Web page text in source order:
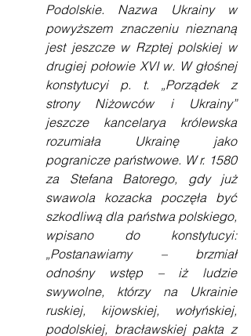
Podolskie. Nazwa Ukrainy w
powyższem znaczeniu nieznaną
jest jeszcze w Rzptej polskiej w
drugiej połowie XVI w. W głośnej
konstytucyi p. t. „Porządek z
strony Niżowców i Ukrainy”
jeszcze kancelarya królewska
rozumiała Ukrainę jako
pogranicze państwowe. W r. 1580
za Stefana Batorego, gdy już
swawola kozacka poczęła być
szkodliwą dla państwa polskiego,
wpisano do konstytucyi:
„Postanawiamy – brzmiał
odnośny wstęp – iż ludzie
swywolne, którzy na Ukrainie
ruskiej, kijowskiej, wołyńskiej,
podolskiej, bracławskiej pakta z